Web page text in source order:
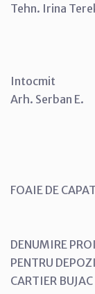
Tehn. Irina
Intocmit
Arh. Serban E.
FOAIE DE CAPAT
DENUMIRE
PENTRU
CARTIER BUJAC